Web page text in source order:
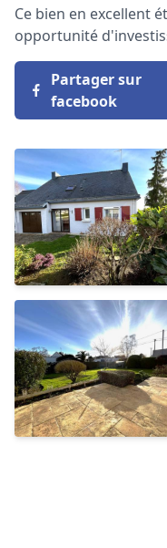
Ce bien en excellent
opportunité
Partager sur
facebook